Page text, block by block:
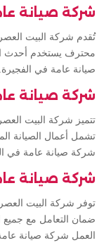
شركة صيانة
تُقدم شركة البيت
محترف يستخدم أحدث
صيانة عامة في الفجيرة.
شركة صيانة
تتميز شركة البيت
تشمل أعمال الصيانة
شركة صيانة عامة في
شركة صيانة
توفر شركة البيت
ضمان التعامل مع جميع
العمل شركة صيانة